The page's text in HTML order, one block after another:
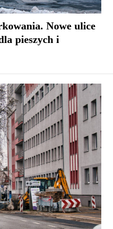
Nowe ulice
pieszych i